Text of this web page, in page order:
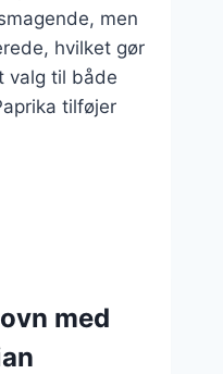
men
hvilket gør
valg til både
tilføjer
med